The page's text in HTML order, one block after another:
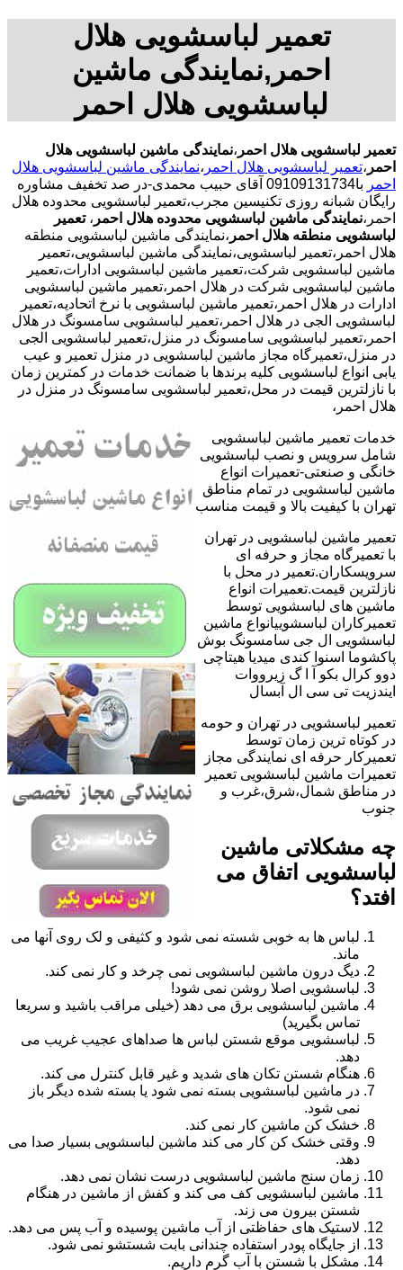
تعمیر لباسشویی هلال
احمر,نمایندگی ماشین
لباسشویی هلال احمر
تعمیر لباسشویی هلال احمر ،نمایندگی ماشین لباسشویی هلال
احمر ،تعمیر لباسشویی هلال احمر ،نمایندگی ماشین لباسشویی هلال
احمر
با09109131734 آقای حبیب محمدی-در صد تخفیف مشاوره
رایگان شبانه روزی تکنیسین مجرب،تعمیر لباسشویی محدوده هلال
احمر،نمایندگی ماشین لباسشویی محدوده هلال احمر ، تعمیر
لباسشویی منطقه هلال احمر ،نمایندگی ماشین لباسشویی منطقه
هلال احمر،تعمیر لباسشویی،نمایندگی ماشین لباسشویی،تعمیر
ماشین لباسشویی شرکت،تعمیر ماشین لباسشویی ادارات،تعمیر
ماشین لباسشویی شرکت در هلال احمر،تعمیر ماشین لباسشویی
ادارات در هلال احمر،تعمیر ماشین لباسشویی با نرخ اتحادیه،تعمیر
لباسشویی الجی در هلال احمر،تعمیر لباسشویی سامسونگ در هلال
احمر،تعمیر لباسشویی سامسونگ در منزل،تعمیر لباسشویی الجی
در منزل،تعمیرگاه مجاز ماشین لباسشویی در منزل تعمیر و عیب
یابی انواع لباسشویی کلیه برندها با ضمانت خدمات در کمترین زمان
با نازلترین قیمت در محل،تعمیر لباسشویی سامسونگ در منزل در
هلال احمر،
خدمات تعمیر ماشین لباسشویی
شامل سرویس و نصب لباسشویی
خانگی و صنعتی-تعمیرات انواع
ماشین لباسشویی در تمام مناطق
تهران با کیفیت بالا و قیمت مناسب
تعمیر ماشین لباسشویی در تهران
با تعمیرگاه مجاز و حرفه ای
سرویسکاران.تعمیر در محل با
نازلترین قیمت.تعمیرات انواع
ماشین های لباسشویی توسط
تعمیرکاران لباسشوییانواع ماشین
لباسشویی ال جی سامسونگ بوش
پاکشوما اسنوا کندی میدیا هیتاچی
دوو کرال بکو آ ا گ زیرووات
ایندزیت تی سی ال آبسال
تعمیر لباسشویی در تهران و حومه
در کوتاه ترین زمان توسط
تعمیرکار حرفه ای نمایندگی مجاز
تعمیرات ماشین لباسشویی تعمیر
در مناطق شمال،شرق،غرب و
جنوب
چه مشکلاتی ماشین
لباسشویی اتفاق می
افتد؟
لباس ها به خوبی شسته نمی شود و کثیفی و لک روی آنها می
ماند.
دیگ درون ماشین لباسشویی نمی چرخد و کار نمی کند.
لباسشویی اصلا روشن نمی شود!
ماشین لباسشویی برق می دهد (خیلی مراقب باشید و سریعا
تماس بگیرید)
لباسشویی موقع شستن لباس ها صداهای عجیب غریب می
دهد.
هنگام شستن تکان های شدید و غیر قابل کنترل می کند.
در ماشین لباسشویی بسته نمی شود یا بسته شده دیگر باز
نمی شود.
خشک کن ماشین کار نمی کند.
وقتی خشک کن کار می کند ماشین لباسشویی بسیار صدا می
دهد.
زمان سنج ماشین لباسشویی درست نشان نمی دهد.
ماشین لباسشویی کف می کند و کفش از ماشین در هنگام
شستن بیرون می زند.
لاستیک های حفاظتی از آب ماشین پوسیده و آب پس می دهد.
از جایگاه پودر استفاده چندانی بابت شستشو نمی شود.
مشکل با شستن با آب گرم داریم.